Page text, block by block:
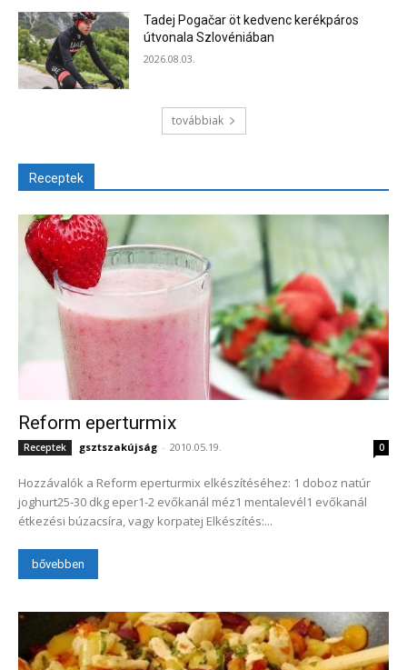
Tadej Pogačar öt kedvenc kerékpáros
útvonala Szlovéniában
2026.08.03.
továbbiak
Receptek
Reform eperturmix
Receptek gsztszakújság - 2010.05.19. 0
Hozzávalók a Reform eperturmix elkészítéséhez: 1 doboz natúr
joghurt25-30 dkg eper1-2 evőkanál méz1 mentalevél1 evőkanál
étkezési búzacsíra, vagy korpatej Elkészítés:...
bővebben